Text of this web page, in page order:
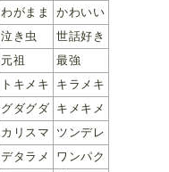
わがまま
かわいい
泣き虫
世話好き
元祖
最強
トキメキ
キラメキ
グダグダ キメキメ
カリスマ
ツンデレ
デタラメ
ワンパク